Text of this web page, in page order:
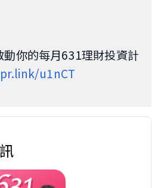
你的每月631理財投資計
u1nCT